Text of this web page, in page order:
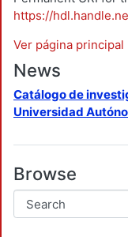
https://
Ver página principal
News
Catálogo de
Universidad
Browse